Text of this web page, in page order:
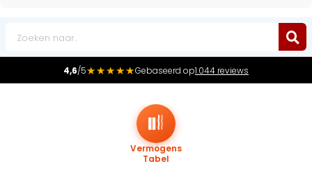
4,6/5★★★★★Gebaseerd op1.044 reviews
Vermogens
Tabel